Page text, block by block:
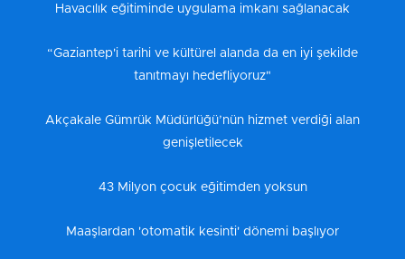
Havacılık eğitiminde uygulama imkanı sağlanacak
“Gaziantep'i tarihi ve kültürel alanda da en iyi şekilde
tanıtmayı hedefliyoruz"
Akçakale Gümrük Müdürlüğü’nün hizmet verdiği alan
genişletilecek
43 Milyon çocuk eğitimden yoksun
Maaşlardan 'otomatik kesinti' dönemi başlıyor